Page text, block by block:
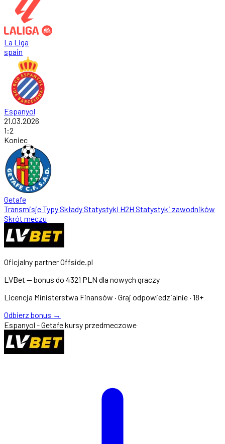
La Liga
spain
Espanyol
21.03.2026
1:2
Koniec
Getafe
TransmisjeTypySkładyStatystyki H2H Statystyki zawodników
Skrót meczu
Oficjalny partner Offside.pl
LVBet — bonus do 4321 PLN dla nowych graczy
Licencja Ministerstwa Finansów · Graj odpowiedzialnie · 18+
Odbierz bonus →
Espanyol - Getafe kursy przedmeczowe